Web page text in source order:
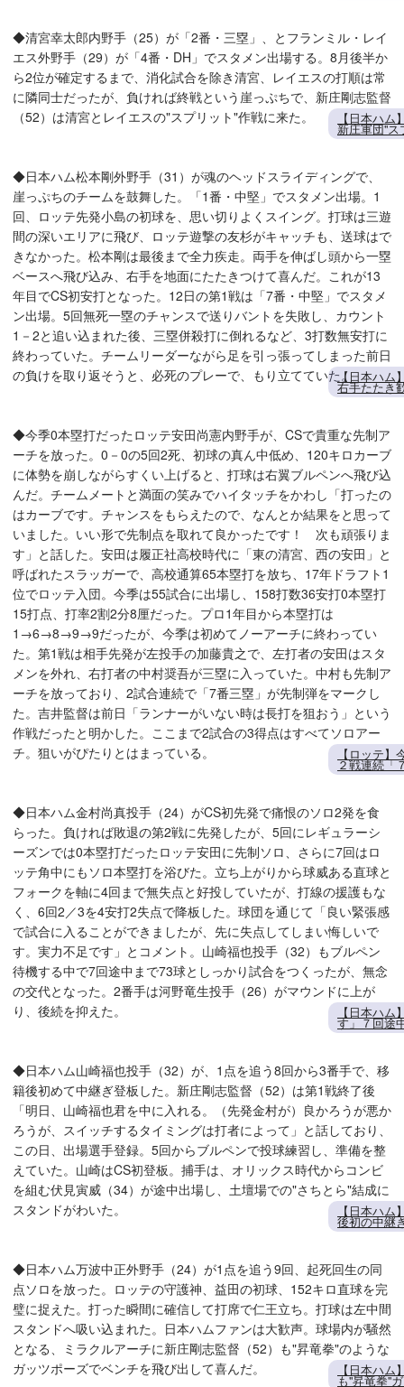
◆清宮幸太郎内野手（25）が「2番・三塁」、とフランミル・レイ
エス外野手（29）が「4番・DH」でスタメン出場する。8月後半か
ら2位が確定するまで、消化試合を除き清宮、レイエスの打順は常
に隣同士だったが、負ければ終戦という崖っぷちで、新庄剛志監督
（52）は清宮とレイエスの"スプリット"作戦に来た。
【日本ハ
新庄軍団"ス
◆日本ハム松本剛外野手（31）が魂のヘッドスライディングで、
崖っぷちのチームを鼓舞した。「1番・中堅」でスタメン出場。1
回、ロッテ先発小島の初球を、思い切りよくスイング。打球は三遊
間の深いエリアに飛び、ロッテ遊撃の友杉がキャッチも、送球はで
きなかった。松本剛は最後まで全力疾走。両手を伸ばし頭から一塁
ベースへ飛び込み、右手を地面にたたきつけて喜んだ。これが13
年目でCS初安打となった。12日の第1戦は「7番・中堅」でスタメ
ン出場。5回無死一塁のチャンスで送りバントを失敗し、カウント
1－2と追い込まれた後、三塁併殺打に倒れるなど、3打数無安打に
終わっていた。チームリーダーながら足を引っ張ってしまった前日
の負けを取り返そうと、必死のプレーで、もり立てていた。【日本ハム
右手たたき
◆今季0本塁打だったロッテ安田尚憲内野手が、CSで貴重な先制ア
ーチを放った。0－0の5回2死、初球の真ん中低め、120キロカーブ
に体勢を崩しながらすくい上げると、打球は右翼ブルペンへ飛び込
んだ。チームメートと満面の笑みでハイタッチをかわし「打ったの
はカーブです。チャンスをもらえたので、なんとか結果をと思って
いました。いい形で先制点を取れて良かったです！ 次も頑張りま
す」と話した。安田は履正社高校時代に「東の清宮、西の安田」と
呼ばれたスラッガーで、高校通算65本塁打を放ち、17年ドラフト1
位でロッテ入団。今季は55試合に出場し、158打数36安打0本塁打
15打点、打率2割2分8厘だった。プロ1年目から本塁打は
1→6→8→9→9だったが、今季は初めてノーアーチに終わってい
た。第1戦は相手先発が左投手の加藤貴之で、左打者の安田はスタ
メンを外れ、右打者の中村奨吾が三塁に入っていた。中村も先制ア
ーチを放っており、2試合連続で「7番三塁」が先制弾をマークし
た。吉井監督は前日「ランナーがいない時は長打を狙おう」という
作戦だったと明かした。ここまで2試合の3得点はすべてソロアー
チ。狙いがぴたりとはまっている。
【ロッテ
２戦連続「
◆日本ハム金村尚真投手（24）がCS初先発で痛恨のソロ2発を食
らった。負ければ敗退の第2戦に先発したが、5回にレギュラーシ
ーズンでは0本塁打だったロッテ安田に先制ソロ、さらに7回はロ
ッテ角中にもソロ本塁打を浴びた。立ち上がりから球威ある直球と
フォークを軸に4回まで無失点と好投していたが、打線の援護もな
く、6回2／3を4安打2失点で降板した。球団を通じて「良い緊張感
で試合に入ることができましたが、先に失点してしまい悔しいで
す。実力不足です」とコメント。山崎福也投手（32）もブルペン
待機する中で7回途中まで73球としっかり試合をつくったが、無念
の交代となった。2番手は河野竜生投手（26）がマウンドに上が
り、後続を抑えた。
【日本ハ
す」７回途
◆日本ハム山崎福也投手（32）が、1点を追う8回から3番手で、移
籍後初めて中継ぎ登板した。新庄剛志監督（52）は第1戦終了後
「明日、山崎福也君を中に入れる。（先発金村が）良かろうが悪か
ろうが、スイッチするタイミングは打者によって」と話しており、
この日、出場選手登録。5回からブルペンで投球練習し、準備を整
えていた。山崎はCS初登板。捕手は、オリックス時代からコンビ
を組む伏見寅威（34）が途中出場し、土壇場での"さちとら"結成に
スタンドがわいた。
【日本ハ
後初の中継
◆日本ハム万波中正外野手（24）が1点を追う9回、起死回生の同
点ソロを放った。ロッテの守護神、益田の初球、152キロ直球を完
璧に捉えた。打った瞬間に確信して打席で仁王立ち。打球は左中間
スタンドへ吸い込まれた。日本ハムファンは大歓声。球場内が騒然
となる、ミラクルアーチに新庄剛志監督（52）も"昇竜拳"のような
ガッツポーズでベンチを飛び出して喜んだ。
【日本ハ
も"昇竜拳"